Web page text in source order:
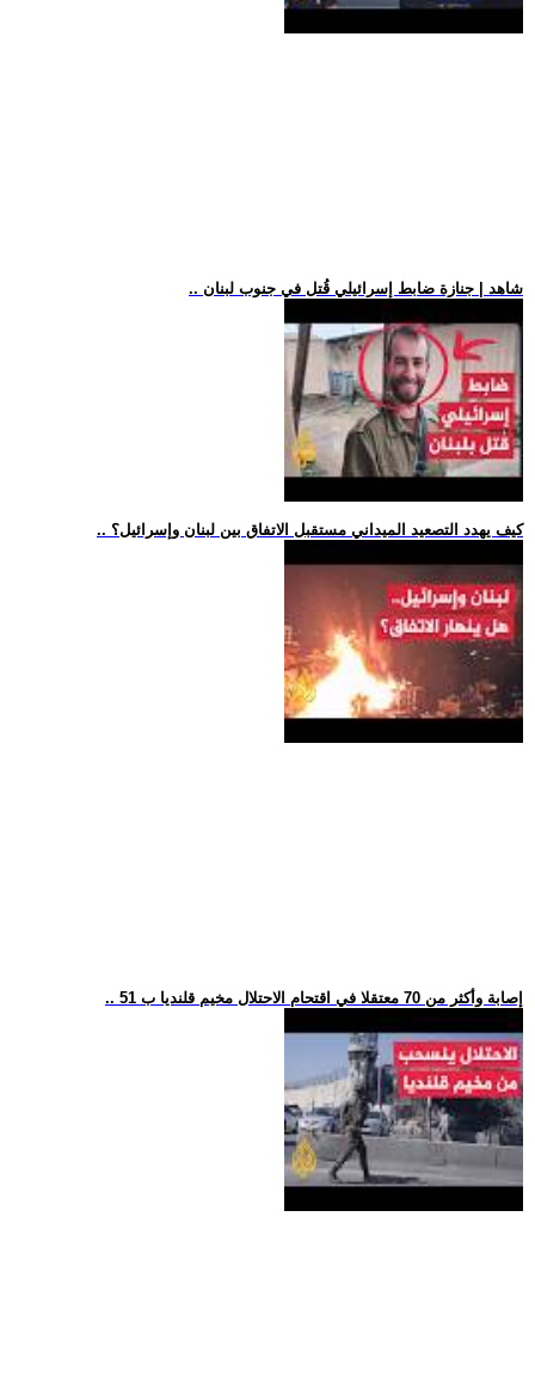
.. شاهد | جنازة ضابط إسرائيلي قُتل في جنوب لبنان
.. كيف يهدد التصعيد الميداني مستقبل الاتفاق بين لبنان وإسرائيل؟
.. 51 إصابة وأكثر من 70 معتقلا في اقتحام الاحتلال مخيم قلنديا ب